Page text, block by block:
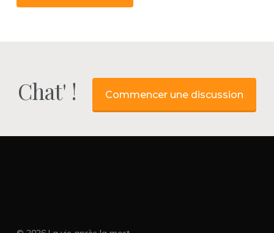
Chat' ! Commencer une discussion